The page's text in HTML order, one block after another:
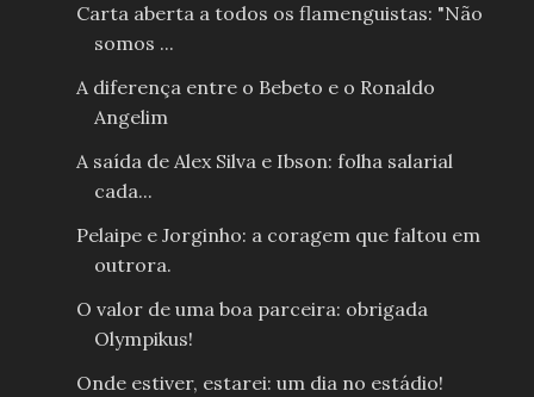
Carta aberta a todos os flamenguistas: "Não
somos ...
A diferença entre o Bebeto e o Ronaldo
Angelim
A saída de Alex Silva e Ibson: folha salarial
cada...
Pelaipe e Jorginho: a coragem que faltou em
outrora.
O valor de uma boa parceira: obrigada
Olympikus!
Onde estiver, estarei: um dia no estádio!